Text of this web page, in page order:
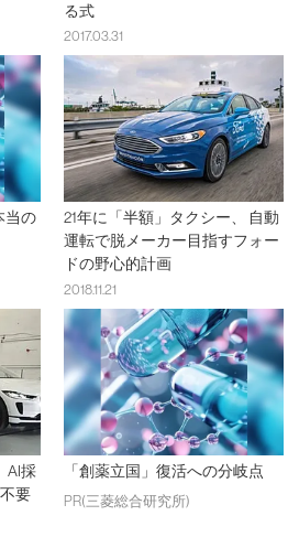
る式
2017.03.31
当の
21年に「半額」タクシー、 自動
運転で脱メーカー目指すフォー
ドの野心的計画
2018.11.21
AI採
要
「創薬立国」復活への分岐点
PR(三菱総合研究所)